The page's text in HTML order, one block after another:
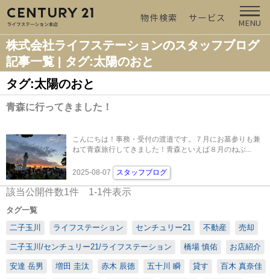
物件検索 サービス MENU
株式会社ライフステーションのスタッフブログ
記事一覧 | タグ:太陽のおと
タグ:太陽のおと
青森に行ってきました！
こんにちは！事務・受付の渡邉です。７月にお墓参りも兼
ねて青森旅行してきました！青森といえば８月のねぶ...
2025-08-07 スタッフブログ
該当公開件数1件 1-1件表示
タグ一覧
二子玉川
ライフステーション センチュリー21 不動産 売却
二子玉川/センチュリー21/ライフステーション 橋場 慎佑 お店紹介
安達 岳男 増田 圭汰 赤木 辰徳 五十川 瞬 貸す 百木 真奈佳